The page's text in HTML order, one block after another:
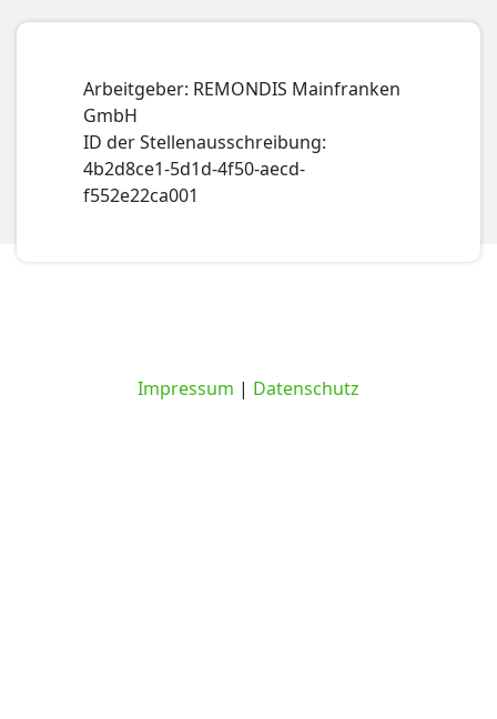
Arbeitgeber: REMONDIS Mainfranken
GmbH
ID der Stellenausschreibung:
4b2d8ce1-5d1d-4f50-aecd-
f552e22ca001
Impressum | Datenschutz